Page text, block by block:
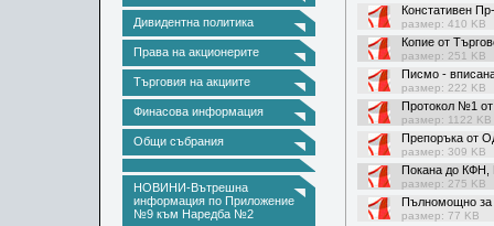
Дивидентна политика
Права на акционерите
Търговия на акциите
Финасова информация
Общи събрания
НОВИНИ-Вътрешна
информация по Приложение
№9 към Наредба №2
Констативен
размер: 410 KB
Копие от
размер: 251 KB
Писмо -
размер: 222 KB
Протокол №1 от
размер: 1122 KB
Препоръка от
размер: 309 KB
Покана до
размер: 275 KB
Пълномощно
размер: 77 KB